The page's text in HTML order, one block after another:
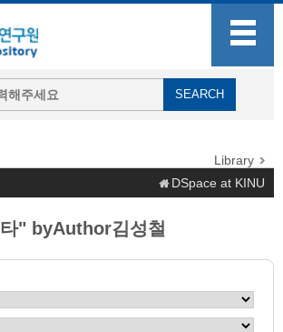
Library
DSpace at KINU
" byAuthor김성철